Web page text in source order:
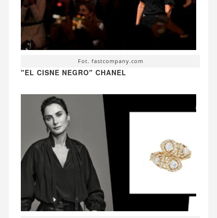
Fot. fastcompany.com
"EL CISNE NEGRO" CHANEL